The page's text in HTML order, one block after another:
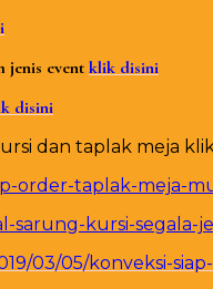
jenis event klik disini
disini
dan taplak meja
order-taplak-meja-
sarung-kursi-
03/05/konveksi-